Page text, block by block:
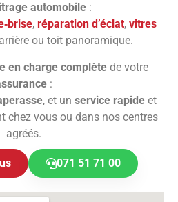
automobile :
, réparation d’éclat, vitres
ou toit panoramique.
en charge complètede votre
:
, et un service rapideet
chez vous ou dans nos centres
agréés.
071 51 71 00